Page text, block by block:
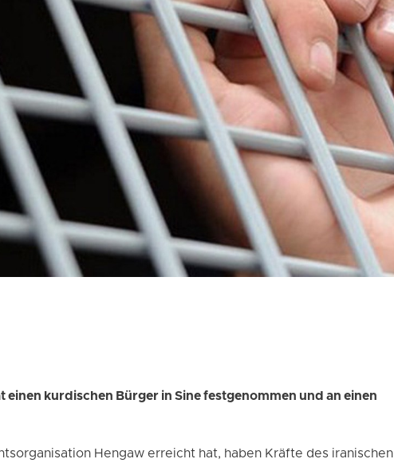
einen kurdischen Bürger in Sine festgenommen und an einen
Hengaw erreicht hat, haben Kräfte des iranischen